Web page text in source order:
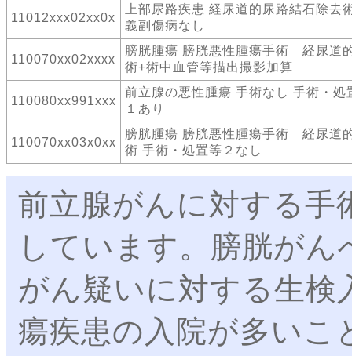
11012xxx02xx0x
上部尿路疾患 経尿道的尿路結石除去
義副傷病なし
110070xx02xxxx
膀胱腫瘍 膀胱悪性腫瘍手術 経尿道
術+術中血管等描出撮影加算
110080xx991xxx
前立腺の悪性腫瘍 手術なし 手術・処
１あり
110070xx03x0xx
膀胱腫瘍 膀胱悪性腫瘍手術 経尿道
術 手術・処置等２なし
前立腺がんに対する手
しています。膀胱が
がん疑いに対する生検
瘍疾患の入院が多いこ